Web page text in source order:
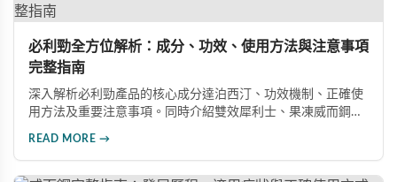
必利勁全方位解析：成分、功效、使用方法與注意事項
完整指南
深入解析必利勁產品的核心成分達泊西汀、功效機制、正確使
用方法及重要注意事項。同時介紹雙效犀利士、果凍威而鋼雙
READ MORE →